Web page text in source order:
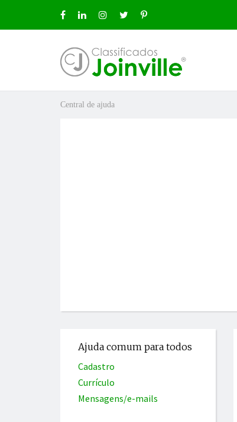
Central de ajuda
Ajuda comum para todos
Cadastro
Currículo
Mensagens/e-mails